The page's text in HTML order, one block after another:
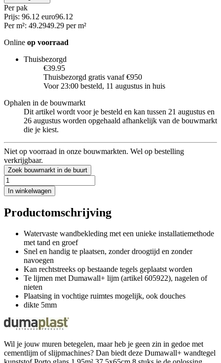
Per pak
Prijs: 96.12 euro96.12
Per m²: 49.2949.29 per m²
Online op voorraad
Thuisbezorgd
€39.95
Thuisbezorgd gratis vanaf €950
Voor 23:00 besteld, 11 augustus in huis
Ophalen in de bouwmarkt
Dit artikel wordt voor je besteld en kan tussen 21 augustus en
26 augustus worden opgehaald afhankelijk van de bouwmarkt
die je kiest.
Niet op voorraad in onze bouwmarkten. Wel op bestelling
verkrijgbaar.
Zoek bouwmarkt in de buurt
In winkelwagen
Productomschrijving
Watervaste wandbekleding met een unieke installatiemethode
met tand en groef
Snel en handig te plaatsen, zonder droogtijd en zonder
navoegen
Kan rechtstreeks op bestaande tegels geplaatst worden
Te lijmen met Dumawall+ lijm (artikel 605922), nagelen of
nieten
Plaatsing in vochtige ruimtes mogelijk, ook douches
dikte 5mm
Wil je jouw muren betegelen, maar heb je geen zin in gedoe met
cementlijm of slijpmachines? Dan biedt deze Dumawall+ wandtegel